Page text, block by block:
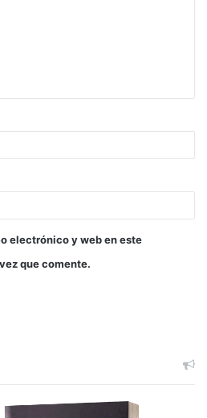
electrónico y web en este
que comente.